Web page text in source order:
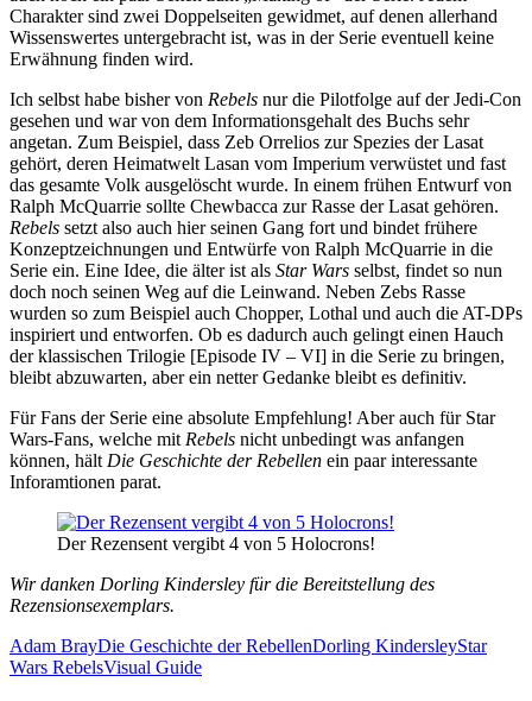
Charakter sind zwei Doppelseiten gewidmet, auf denen allerhand
Wissenswertes untergebracht ist, was in der Serie eventuell keine
Erwähnung finden wird.
Ich selbst habe bisher von Rebels nur die Pilotfolge auf der Jedi-Con
gesehen und war von dem Informationsgehalt des Buchs sehr
angetan. Zum Beispiel, dass Zeb Orrelios zur Spezies der Lasat
gehört, deren Heimatwelt Lasan vom Imperium verwüstet und fast
das gesamte Volk ausgelöscht wurde. In einem frühen Entwurf von
Ralph McQuarrie sollte Chewbacca zur Rasse der Lasat gehören.
Rebels setzt also auch hier seinen Gang fort und bindet frühere
Konzeptzeichnungen und Entwürfe von Ralph McQuarrie in die
Serie ein. Eine Idee, die älter ist als Star Wars selbst, findet so nun
doch noch seinen Weg auf die Leinwand. Neben Zebs Rasse
wurden so zum Beispiel auch Chopper, Lothal und auch die AT-DPs
inspiriert und entworfen. Ob es dadurch auch gelingt einen Hauch
der klassischen Trilogie [Episode IV – VI] in die Serie zu bringen,
bleibt abzuwarten, aber ein netter Gedanke bleibt es definitiv.
Für Fans der Serie eine absolute Empfehlung! Aber auch für Star
Wars-Fans, welche mitRebels nicht unbedingt was anfangen
können, hältDie Geschichte der Rebellen ein paar interessante
Inforamtionen parat.
Der Rezensent vergibt 4 von 5 Holocrons!
Wir danken Dorling Kindersley für die Bereitstellung des
Rezensionsexemplars.
Adam BrayDie Geschichte der RebellenDorling KindersleyStar
Wars RebelsVisual Guide